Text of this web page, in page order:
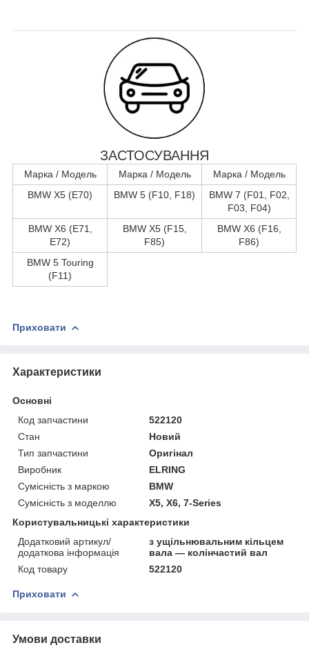
ЗАСТОСУВАННЯ
Марка / Модель Марка / Модель
Марка / Модель
BMW X5 (E70)
BMW 5 (F10, F18)
BMW 7 (F01, F02,
F03, F04)
BMW X6 (E71,
E72)
BMW X5 (F15,
F85)
BMW X6 (F16,
F86)
BMW 5 Touring
(F11)
Приховати
Характеристики
Основні
Код запчастини
522120
Стан
Новий
Тип запчастини
Оригінал
Виробник
ELRING
Сумісність з маркою
BMW
Сумісність з моделлю
X5, X6, 7-Series
Користувальницькі характеристики
Додатковий артикул/
додаткова інформація
з ущільнювальним кільцем
вала — колінчастий вал
Код товару
522120
Приховати
Умови доставки